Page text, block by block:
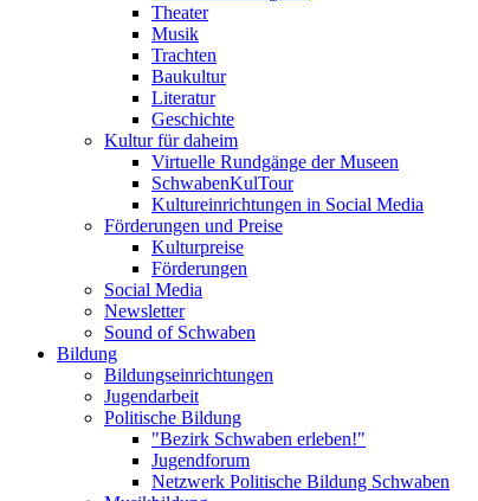
Theater
Musik
Trachten
Baukultur
Literatur
Geschichte
Kultur für daheim
Virtuelle Rundgänge der Museen
SchwabenKulTour
Kultureinrichtungen in Social Media
Förderungen und Preise
Kulturpreise
Förderungen
Social Media
Newsletter
Sound of Schwaben
Bildung
Bildungseinrichtungen
Jugendarbeit
Politische Bildung
"Bezirk Schwaben erleben!"
Jugendforum
Netzwerk Politische Bildung Schwaben